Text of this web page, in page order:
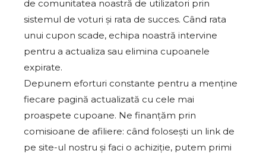
de comunitatea noastră de utilizatori prin
sistemul de voturi și rata de succes. Când rata
unui cupon scade, echipa noastră intervine
pentru a actualiza sau elimina cupoanele
expirate.
Depunem eforturi constante pentru a menține
fiecare pagină actualizată cu cele mai
proaspete cupoane. Ne finanțăm prin
comisioane de afiliere: când folosești un link de
pe site-ul nostru și faci o achiziție, putem primi